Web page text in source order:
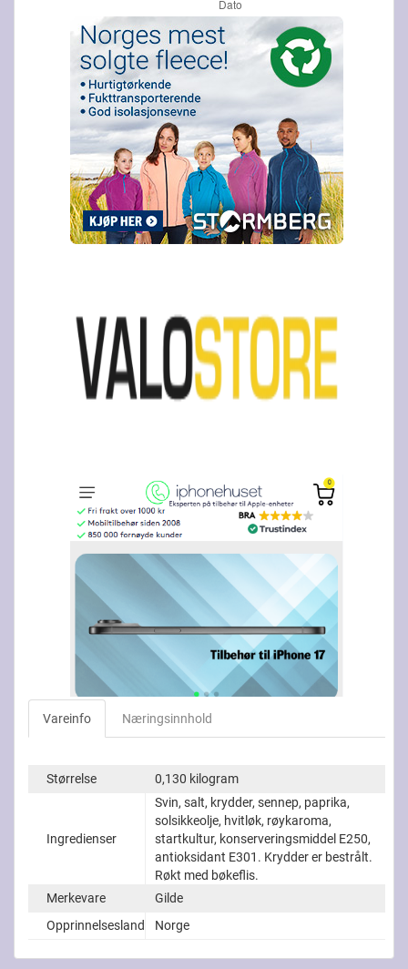
Vareinfo Næringsinnhold
Størrelse 0,130 kilogram
Ingredienser
Svin, salt, krydder, sennep, paprika,
solsikkeolje, hvitløk, røykaroma,
startkultur, konserveringsmiddel E250,
antioksidant E301. Krydder er bestrålt.
Røkt med bøkeflis.
Merkevare
Gilde
Opprinnelsesland
Norge